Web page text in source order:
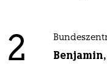
2